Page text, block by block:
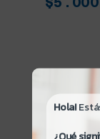
Hola!